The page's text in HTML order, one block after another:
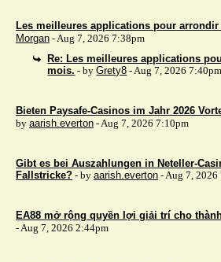
Les meilleures applications pour
Morgan - Aug 7, 2026 7:38pm
Re: Les meilleures applications
mois. - byGrety8 - Aug 7, 2026 7:40pm
Bieten Paysafe-Casinos im Jahr 2026
by aarish.everton - Aug 7, 2026 7:10pm
Gibt es bei Auszahlungen in Neteller-
Fallstricke? - by aarish.everton - Aug 7, 2026
EA88 mở rộng quyền lợi giải trí cho
- Aug 7, 2026 2:44pm